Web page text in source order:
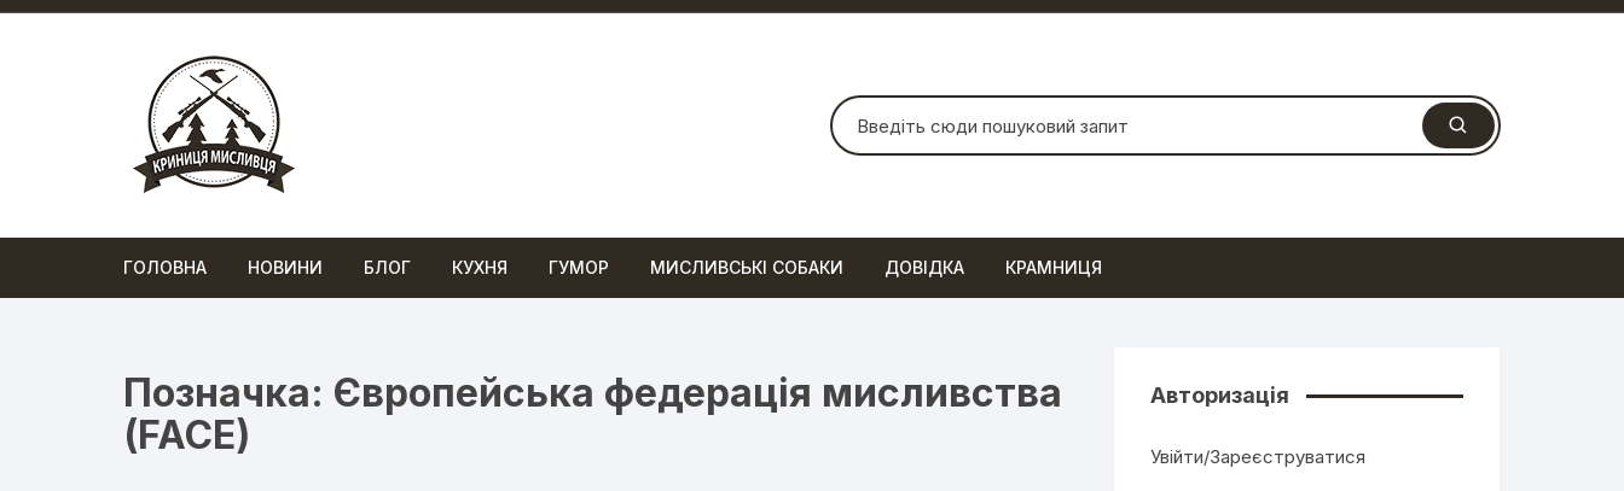
Перейти
Шукати:
ГОЛОВНА НОВИНИ БЛОГ КУХНЯ ГУМОР МИСЛИВСЬКІ СОБАКИ ДОВІДКА КРАМНИЦЯ
Позначка: Європейська федерація мисливства
(FACE)
Авторизація
Увійти/Зареєструватися